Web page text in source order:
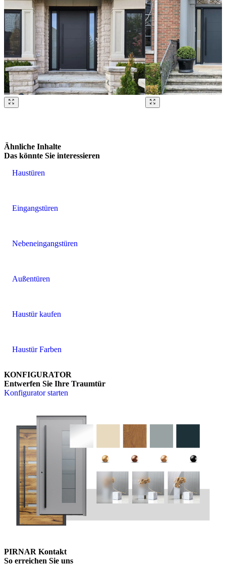
Ähnliche Inhalte
Das könnte Sie interessieren
Haustüren
Eingangstüren
Nebeneingangstüren
Außentüren
Haustür kaufen
Haustür Farben
KONFIGURATOR
Entwerfen Sie Ihre Traumtür
Konfigurator starten
PIRNAR Kontakt
So erreichen Sie uns